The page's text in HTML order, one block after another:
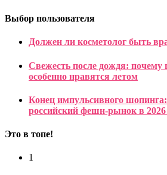
Выбор пользователя
Должен ли косметолог быть
Свежесть после дождя:
особенно нравятся летом
Конец импульсивного
российский фешн-рынок в 2026
Это в топе!
1